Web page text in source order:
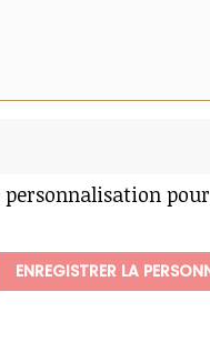
ENREGISTRER LA